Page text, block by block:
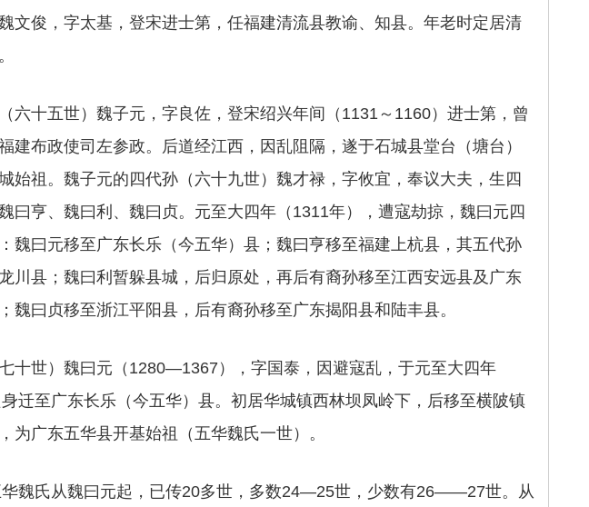
魏文俊，字太基，登宋进士第，任福建清流县教谕、知县。年老时定居清
六十五世）魏子元，字良佐，登宋绍兴年间（1131～1160）进士第，曾
建布政使司左参政。后道经江西，因乱阻隔，遂于石城县堂台（塘台）
始祖。魏子元的四代孙（六十九世）魏才禄，字攸宜，奉议大夫，生四
曰亨、魏曰利、魏曰贞。元至大四年（1311年），遭寇劫掠，魏曰元四
魏曰元移至广东长乐（今五华）县；魏曰亨移至福建上杭县，其五代孙
川县；魏曰利暂躲县城，后归原处，再后有裔孙移至江西安远县及广东
魏曰贞移至浙江平阳县，后有裔孙移至广东揭阳县和陆丰县。
十世）魏曰元（1280―1367），字国泰，因避寇乱，于元至大四年
身迁至广东长乐（今五华）县。初居华城镇西林坝凤岭下，后移至横陂镇
为广东五华县开基始祖（五华魏氏一世）。
华魏氏从魏曰元起，已传20多世，多数24―25世，少数有26――27世。从